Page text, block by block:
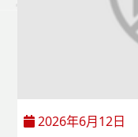
2026年6月12日